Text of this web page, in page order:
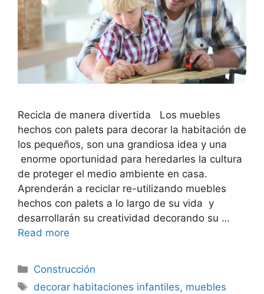
Recicla de manera divertida Los muebles
hechos con palets para decorar la habitación de
los pequeños, son una grandiosa idea y una
enorme oportunidad para heredarles la cultura
de proteger el medio ambiente en casa.
Aprenderán a reciclar re-utilizando muebles
hechos con palets a lo largo de su vida y
desarrollarán su creatividad decorando su …
Read more
Categorías
Construcción
Etiquetas
decorar habitaciones infantiles, muebles